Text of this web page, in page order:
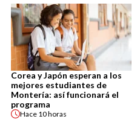
Corea y Japón esperan a los
mejores estudiantes de
Montería: así funcionará el
programa
Hace 10 horas